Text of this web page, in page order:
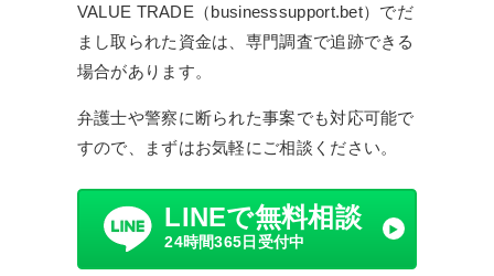
VALUE TRADE（businesssupport.bet）でだ
まし取られた資金は、専門調査で追跡できる
場合があります。
弁護士や警察に断られた事案でも対応可能で
すので、まずはお気軽にご相談ください。
LINEで無料相談
24時間365日受付中